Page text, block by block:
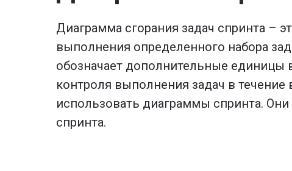
Диаграмма сгорания задач спринта –
выполнения определенного набора
обозначает дополнительные единицы
контроля выполнения задач в
использовать диаграммы спринта.
спринта.